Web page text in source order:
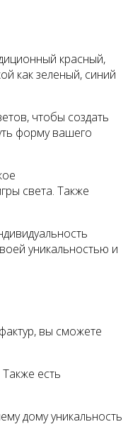
красный,
как зеленый, синий
чтобы создать
форму вашего
света. Также
уникальностью и
вы сможете
есть
дому уникальность